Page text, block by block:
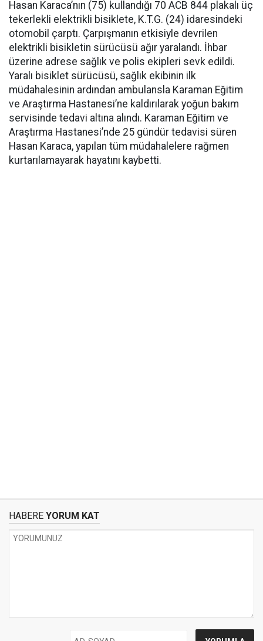
Hasan Karaca’nın (75) kullandığı 70 ACB 844 plakalı üç
tekerlekli elektrikli bisiklete, K.T.G. (24) idaresindeki
otomobil çarptı. Çarpışmanın etkisiyle devrilen
elektrikli bisikletin sürücüsü ağır yaralandı. İhbar
üzerine adrese sağlık ve polis ekipleri sevk edildi.
Yaralı bisiklet sürücüsü, sağlık ekibinin ilk
müdahalesinin ardından ambulansla Karaman Eğitim
ve Araştırma Hastanesi’ne kaldırılarak yoğun bakım
servisinde tedavi altına alındı. Karaman Eğitim ve
Araştırma Hastanesi’nde 25 gündür tedavisi süren
Hasan Karaca, yapılan tüm müdahalelere rağmen
kurtarılamayarak hayatını kaybetti.
HABERE YORUM KAT